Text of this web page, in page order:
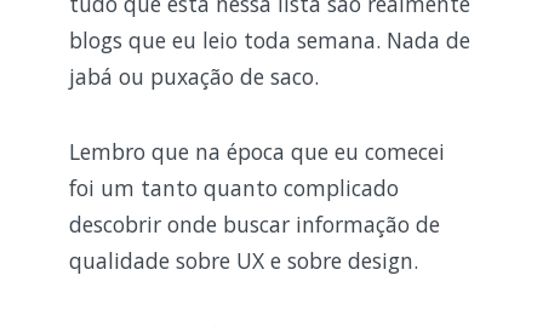
blogs que eu leio toda semana. Nada de
jabá ou puxação de saco.
Lembro que na época que eu comecei
foi um tanto quanto complicado
descobrir onde buscar informação de
qualidade sobre UX e sobre design.